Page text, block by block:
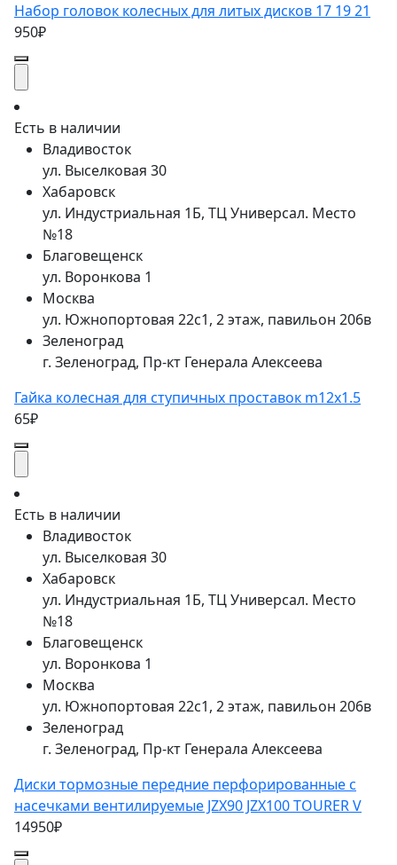
Набор головок колесных для литых дисков 17 19 21
950₽
Есть в наличии
Владивосток
ул. Выселковая 30
Хабаровск
ул. Индустриальная 1Б, ТЦ Универсал. Место
№18
Благовещенск
ул. Воронкова 1
Москва
ул. Южнопортовая 22с1, 2 этаж, павильон 206в
Зеленоград
г. Зеленоград, Пр-кт Генерала Алексеева
Гайка колесная для ступичных проставок m12x1.5
65₽
Есть в наличии
Владивосток
ул. Выселковая 30
Хабаровск
ул. Индустриальная 1Б, ТЦ Универсал. Место
№18
Благовещенск
ул. Воронкова 1
Москва
ул. Южнопортовая 22с1, 2 этаж, павильон 206в
Зеленоград
г. Зеленоград, Пр-кт Генерала Алексеева
Диски тормозные передние перфорированные с
насечками вентилируемые JZX90 JZX100 TOURER V
14950₽